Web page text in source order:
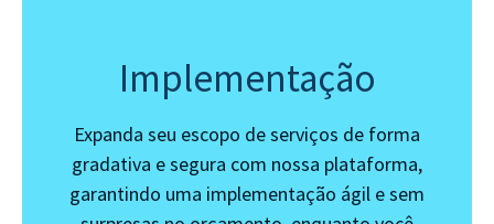
Implementação
Expanda seu escopo de serviços de forma
gradativa e segura com nossa plataforma,
garantindo uma implementação ágil e sem